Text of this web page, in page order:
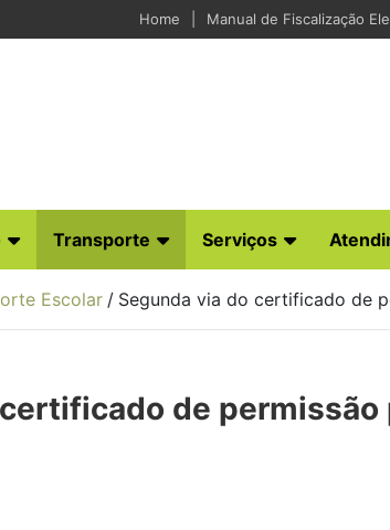
Home Manual de Fiscalização
Transporte Serviços
Escolar Segunda via do certificado de
de